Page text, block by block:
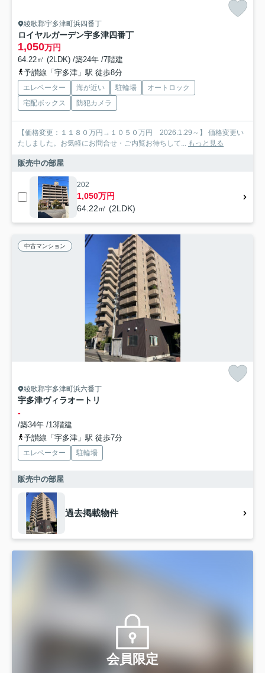
綾歌郡宇多津町浜四番丁
ロイヤルガーデン宇多津四番丁
1,050万円
64.22㎡ (2LDK) /築24年 /7階建
予讃線「宇多津」駅 徒歩8分
エレベーター 海が近い 駐輪場
オートロック
宅配ボックス
防犯カメラ
【価格変更：１１８０万円→１０５０万円 2026.1.29～】 価格変更い
たしました。お気軽にお問合せ・ご内覧お待ちして... もっと見る
販売中の部屋
202
1,050万円
64.22㎡ (2LDK)
中古マンション
綾歌郡宇多津町浜六番丁
宇多津ヴィラオートリ
-
/築34年 /13階建
予讃線「宇多津」駅 徒歩7分
エレベーター 駐輪場
販売中の部屋
過去掲載物件
会員限定